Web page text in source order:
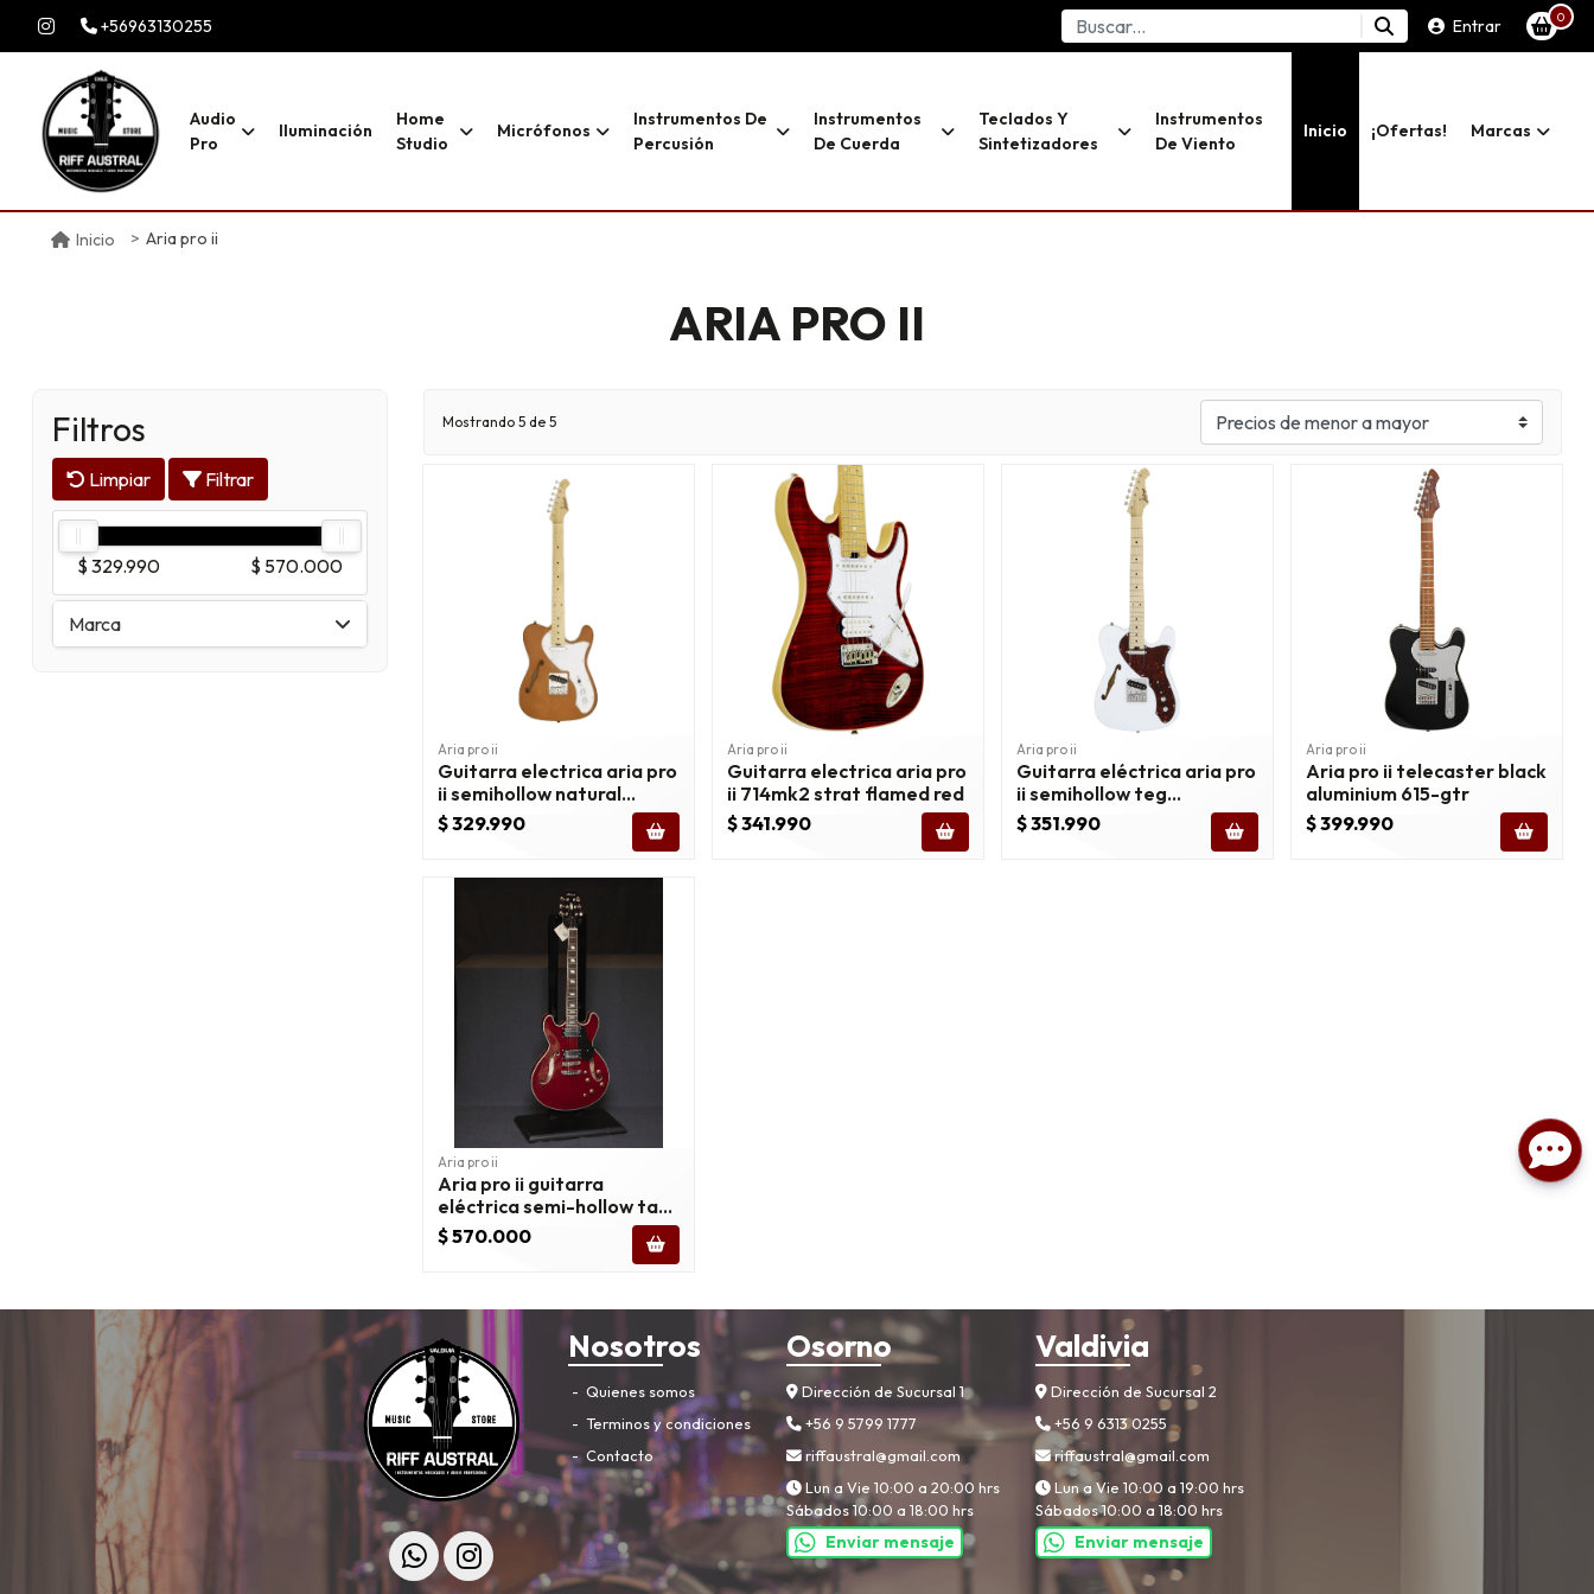
+56963130255 Entrar 0
Audio
Pro
Iluminación
Home
Studio
Micrófonos
Instrumentos De
Percusión
Instrumentos
De Cuerda
Teclados Y
Sintetizadores
Instrumentos
De Viento
Inicio ¡ofertas! Marcas
Inicio Aria pro ii
ARIA PRO II
Filtros
Limpiar Filtrar
$ 329.990 $ 570.000
Marca
Mostrando 5 de 5
Aria pro ii
Guitarra electrica aria pro
ii semihollow natural
telecaster teg
$ 329.990
Aria pro ii
Guitarra electrica aria pro
ii 714mk2 strat flamed red
$ 341.990
Aria pro ii
Guitarra eléctrica aria pro
ii semihollow teg
telecaster white
$ 351.990
Aria pro ii
Aria pro ii telecaster black
aluminium 615-gtr
$ 399.990
Aria pro ii
Aria pro ii guitarra
eléctrica semi-hollow ta-
class 335 style | color: wine
red
$ 570.000
Nosotros
Quienes somos
Terminos y condiciones
Contacto
Osorno
Dirección de Sucursal 1
+56 9 5799 1777
riffaustral@gmail.com
Lun a Vie 10:00 a 20:00 hrs
Sábados 10:00 a 18:00 hrs
Enviar mensaje
Valdivia
Dirección de Sucursal 2
+56 9 6313 0255
riffaustral@gmail.com
Lun a Vie 10:00 a 19:00 hrs
Sábados 10:00 a 18:00 hrs
Enviar mensaje